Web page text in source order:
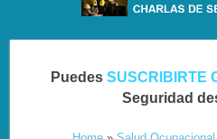
Puedes SUSCRIBIRTE
Seguridad